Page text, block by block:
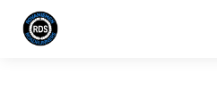
Siirry sisältöön